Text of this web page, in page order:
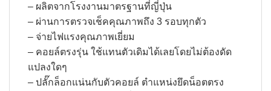
– ผลิตจากโรงงานมาตรฐานที่ญี่ปุ่น
– ผ่านการตรวจเช็คคุณภาพถึง 3 รอบทุกตัว
– จ่ายไฟแรงคุณภาพเยี่ยม
– คอยล์ตรงรุ่น ใช้แทนตัวเดิมได้เลยโดยไม่ต้องดัด
แปลงใดๆ
– ปลั๊กล็อกแน่นกับตัวคอยล์ ตำแหน่งยึดน็อตตรง